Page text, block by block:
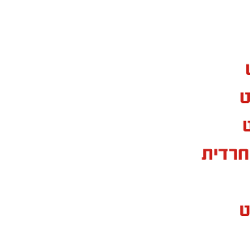
קהל וקהילה במחוז דרום של
המרחבים הפתוחים ושמי
חוויה שקשה למצוא במקומות
ממופע הכוכבים המרהיב לא
או טלסקופים. כל מה שנדרש הוא
ושקט, להרים את המבט אל
להתרגל לחושך. מטר
הזדמנות נפלאה לצאת מהשגרה,
הלאומיים ושמורות הטבע בשעות